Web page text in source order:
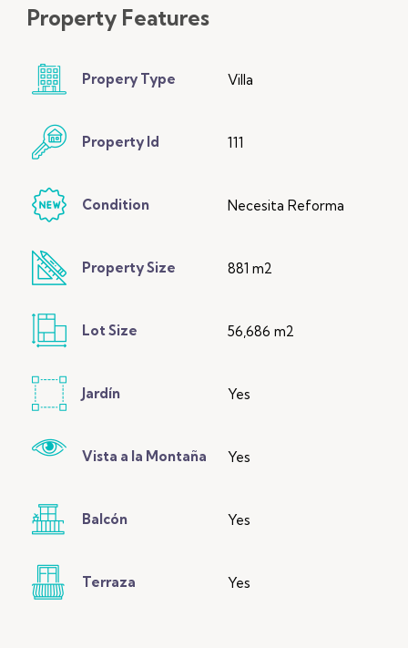
Property Features
Propery Type Villa
Property Id 111
Condition Necesita Reforma
Property Size 881 m2
Lot Size 56,686 m2
Jardín Yes
Vista a la Montaña Yes
Balcón Yes
Terraza Yes